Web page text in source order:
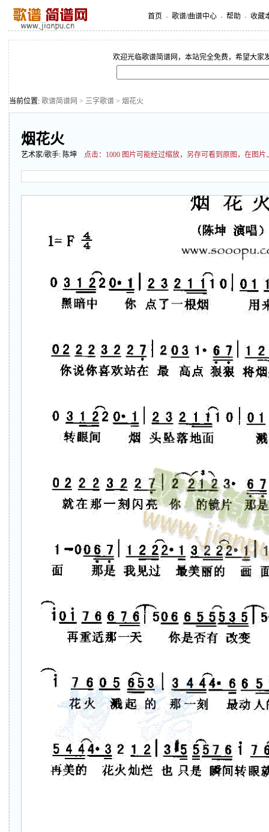
首页 - 歌谱/曲谱中心 - 帮助 - 收藏
欢迎光临歌谱简谱网，本站完全免费，希望大家
当前位置: 歌谱简谱网 > 三字歌谱 > 烟花火
烟花火
艺术家/歌手: 陈坤 点击： 1000 图片可能经过缩放，另存可看到原图，在图